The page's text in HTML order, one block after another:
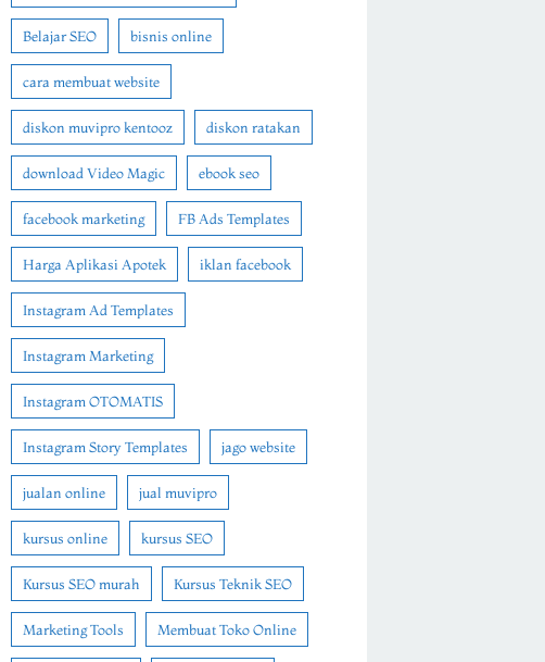
Belajar SEO bisnis online
cara membuat website
diskon muvipro kentooz diskon ratakan
download Video Magic ebook seo
facebook marketing FB Ads Templates
Harga Aplikasi Apotek iklan facebook
Instagram Ad Templates
Instagram Marketing
Instagram OTOMATIS
Instagram Story Templates jago website
jualan online jual muvipro
kursus online kursus SEO
Kursus SEO murah Kursus Teknik SEO
Marketing Tools Membuat Toko Online